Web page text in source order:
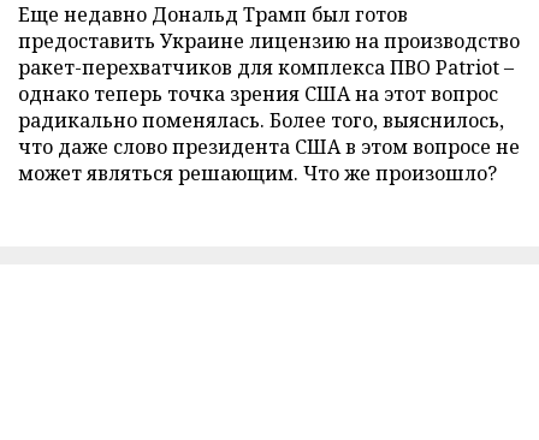
Еще недавно Дональд Трамп был готов
предоставить Украине лицензию на производство
ракет-перехватчиков для комплекса ПВО Patriot –
однако теперь точка зрения США на этот вопрос
радикально поменялась. Более того, выяснилось,
что даже слово президента США в этом вопросе не
может являться решающим. Что же произошло?